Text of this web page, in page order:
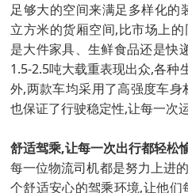
足够大的空间来满足多样化的
立方米的货厢空间,比市场上
是大件家具、生鲜食品还是快
1.5-2.5吨大载重表现出众,各种
外,两款车均采用了高强度车
也保证了行驶稳定性,让每一次
舒适驾乘,让每一次出行都轻松
每一位物流司机都是努力上进
个舒适安心的驾乘环境,让他